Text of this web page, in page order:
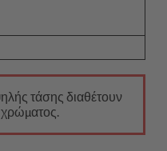
τάσης διαθέτουν